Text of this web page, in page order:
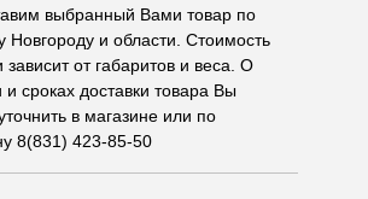
выбранный Вами товар по
Новгороду и области. Стоимость
зависит от габаритов и веса. О
сроках доставки товара Вы
в магазине или по
8(831) 423-85-50